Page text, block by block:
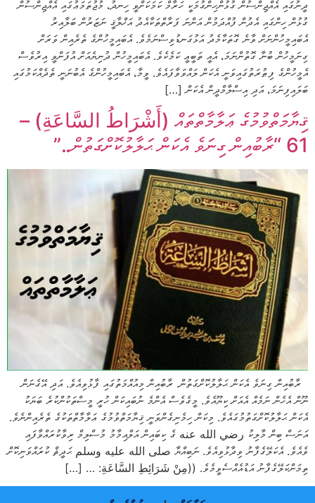
ދީނުގައި އެއްޖިންސުން ގުޅުންހިންގުމަކީ ހަރާމް ކަމަކަށްވީ ހިނދު، މުޖުތަމަޢުގައި އެއްޖިންސުން
ގުޅުން ހިންގައި އެދުން ފުއްދަމުން އަންނަ ފަރާތްތަކާއެދު އަޚްލާޤީ ނަޒަރުން ބަލާއިރު
އެބައިމީހުންނަށް ވާނެ ގޮތަކާމެދު އަޅުގަނޑުވިސްނަމެވެ. އެބައިމީހުންގެ ތެރެއިން ވަރަށް
ގިނަމީހުން ބުނާ ގޮތުންނަމަ، އެއީ ތަބީޢީ ކަމެކެވެ. އެބައިމީހުން ދުނިޔެއަށް އުފަންވީ އިރުވެސް
އެމީހުންގެ ފިޠުރަތުގައިވަނީ އެކަން ލައްވަވާފައެވެ. ވީމާ، އެބައިމީހުންގެ އެބުނަނީ ތެދެއްކަމުގައި
ބަލައިފިނަމަ، އަދި އިސްލާމްދީން އެކަން […]
ޤިޔާމަތްވުމުގެ ޢަލާމާތްތައް (أَشْرَاطُ السَّاعَةِ) –
61 “ރާބުއިން ގިނަވެ އެކަން ޙަލާލުކޮށްގަތުން..”
ރާބުއިން ގިނަވެ އެކަން ޙަލާލުކޮށްގަތުން. ރާބުއިން މިއުއްމަތުގައި ފާޅުވިއެވެ. އަދި އޭގެނަން
ނޫން އެހެން ނަމެއް އެއަށް ކިޔޫއެވެ. މީގެވެސް އެންމެ ނުބައިކަން ހުރީ މީސްތަކުންކުރެ ބަޔަކު
އެކަން ޙަލާލުކޮށްގަތުމުގައެވެ. މިކަން ހިމެނިގެންވަނީ ޤިޔާމަތްވުމުގެ ޢަލާމާތްތަކުގެ ތެރެއިންނެވެ.
އަނަސް ބިން މާލިކު رضي الله عنه ގެ ކިބައިން އަލްއިމާމު މުސްލިމް ރިވާކުރައްވާފައި
ވެއެވެ. އެކަލޭގެފާނު ވިދާޅުވިއެވެ. ނަބިއްޔާ صلى الله عليه وسلم ޙަދީޘް ކުރައްވަނިކޮށް
ތިމަންކަލޭގެފާނު އަޑުއެއްސެވީމެވެ. ((مِنْ شَرَائِطِ السَّاعَةِ: … […]